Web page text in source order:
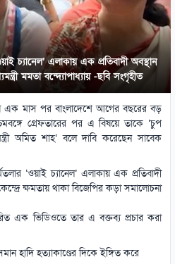
চ্যানেল’ এলাকায় এক প্রতিবাদী অবস্থান
মমতা বন্দ্যোপাধ্যায় -ছবি সংগৃহীত
এক মাস পর বাংলাদেশে আগের বছরের বড়
গ্রেফতারের পর এ বিষয়ে তাকে ‘চুপ
অমিত শাহ’ বলে দাবি করেছেন সাবেক
‘ওয়াই চ্যানেল’ এলাকায় এক প্রতিবাদী
ক্ষমতায় থাকা বিজেপির কড়া সমালোচনা
এক ভিডিওতে তার এ বক্তব্য প্রচার করা
হাদি হত্যাকাণ্ডের দিকে ইঙ্গিত করে